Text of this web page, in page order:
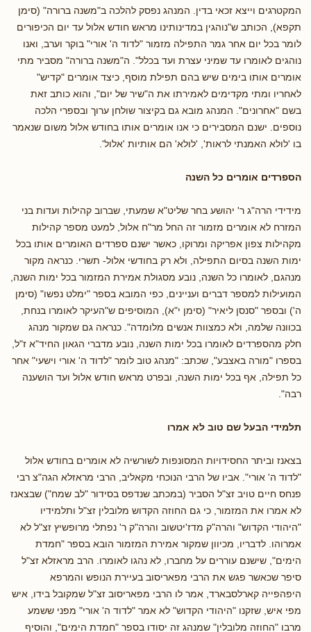
המקטרגים וייצא זכאי בדין. המנהג נפסק להלכה ב"משנה ברורה" (סימן
תקפא), הכותב ש"נוהגין במדינותינו מראש חודש אלול עד יום הכיפורים
לומר בכל יום אחר גמר התפילה מזמור "לדוד ה' אורי" בוקר וערב, ואנו
נוהגים לאומרו עד שמיני עצרת ועד בכלל". ה"משנה ברורה" מסביר מתי
אומרים אותו בימים שיש בהם תפילת מוסף, כיצד אומרים "קדיש"
לאחריו ומתי מקדימים לאמירתו את ה"שיר של יום", והוא כותב זאת
בשם "אחרונים". המנהג מובא גם בקיצור שולחן ערוך ובספרי הלכה
נוספים. ישנם המסבירים כי אנו אומרים אותו בחודש אלול משום שנאמר
בו 'לולא האמנתי לראות', 'לולא' הם אותיות 'אלול'.
הספרדים אומרים כל השנה
מידידי הרה"ג ר' יהושע בחר שליט"א שמעתי, שברוב קהילות ועדות בני
המזרח לא אומרים מזמור זה החל מר"ח אלול, למעט מספר קהילות
מקהילות צפון אפריקה ומרוקו, כאשר ישנם ספרדים האומרים אותו בכל
ימות השנה בסיום התפילה, ולא רק בחודשי אלול- תשרי. כנראה מקור
מנהגם, לאומרו כל השנה, נובע מסגולת אמירת המזמור בכל ימות השנה,
המועילות למספר דברים ועניינים, כפי המובא בספר "ימלט נפשו" (סימן
ה') ובספר "סנסן ליאיר" (סימן י"א), המוסיפים ש"העיקר לאומרו בנחת,
בכוונה שלמה, ולא כמצוות אנשים מלומדה". כנראה גם שמקור מנהג
חלק מהספרדים לאומרו בכל ימות השנה, נובע מדברי הגאון החיד"א ז"ל,
בספרו "מורה באצבע", שכתב: "מנהג טוב לומר "לדוד ה' אורי וישעי" אחר
כל תפילה, אף בכל ימות השנה, ובפרט מראש חודש אלול ועד הושענה
רבה".
תלמידי הבעל שם טוב לא אמרו
בצאנז וביתר החסידויות המסונפות לשורשיה לא אומרים בחודש אלול
"לדוד ה' אורי". אביו של הרבי הנוכחי מקאליב, הרבי מראזלא הגה"צ רבי
פנחס חיים טויב זצ"ל הסביר (במכתב שנדפס בסידור "לב שמח") שבצאנז
לא אמרו את המזמור, כי גם החוזה הקדוש מלובלין זצ"ל ותלמידיו
"היהודי הקדוש" והרה"ק מדז'יטשוב והרה"ק ר' נפתלי מרופשיץ זצ"ל לא
אמרוהו. לדבריו, מכיוון שמקור אמירת המזמור הובא בספר "חמדת
הימים", שישנם עוררים על מחברו, לא נהגו לאומרו. הרב מראזלא זצ"ל
סיפר שכאשר פגש את הרבי מפאריסוב בעיירת הנופש והמרפא
היפהפייה קארלסבארד, אמר לו הרבי מפאריסוב זצ"ל שמקובל בידו, איש
מפי איש, שזקנו "היהודי הקדוש" לא אמר "לדוד ה' אורי" מפני ששמע
מרבו "החוזה מלובלין" שמנהג זה יסודו בספר "חמדת הימים", והוסיף